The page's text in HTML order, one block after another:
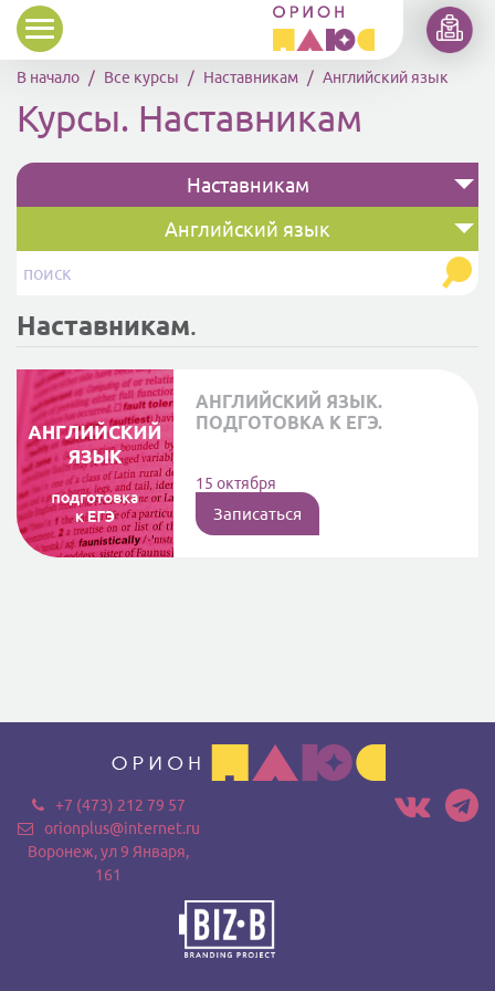
Перейти к основному содержанию
В начало Все курсы Наставникам Английский язык
Курсы. Наставникам
Наставникам
Английский язык
Наставникам.
АНГЛИЙСКИЙ ЯЗЫК.
ПОДГОТОВКА К ЕГЭ.
15 октября
Записаться
+7 (473) 212 79 57
orionplus@internet.ru
Воронеж, ул 9 Января,
161